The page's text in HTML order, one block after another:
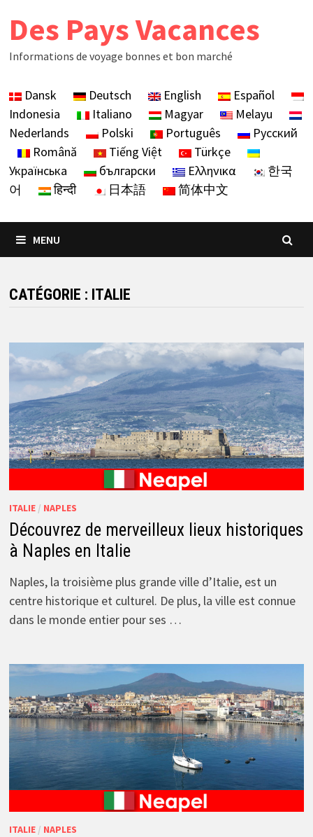
Des Pays Vacances
Informations de voyage bonnes et bon marché
Dansk Deutsch English
Español
Indonesia
Italiano Magyar
Melayu
Nederlands
Polski Português
Русский
Română
Tiếng Việt
Türkçe
Українська
български Ελληνικα
한국
어
हिन्दी 日本語 简体中文
MENU
CATÉGORIE : ITALIE
ITALIE/ NAPLES
Découvrez de merveilleux lieux historiques
à Naples en Italie
Naples, la troisième plus grande ville d’Italie, est un
centre historique et culturel. De plus, la ville est connue
dans le monde entier pour ses …
ITALIE/ NAPLES